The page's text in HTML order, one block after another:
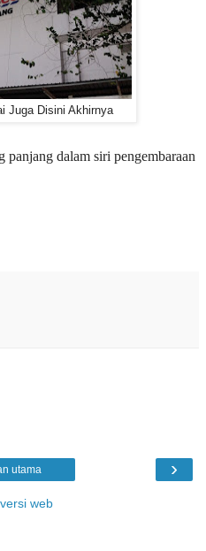
Juga Disini Akhirnya
panjang dalam siri pengembaraan
›
utama
web